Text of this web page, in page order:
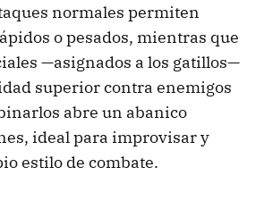
normales permiten
o pesados, mientras que
—asignados a los gatillos—
superior contra enemigos
abre un abanico
ideal para improvisar y
estilo de combate.